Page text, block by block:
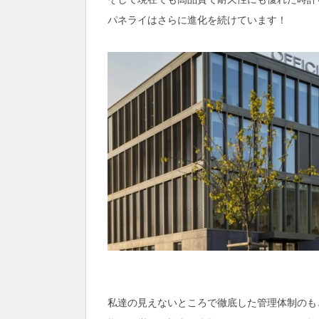
パネライはさらに進化を続けています！
私達の見えないところで徹底した管理体制のも